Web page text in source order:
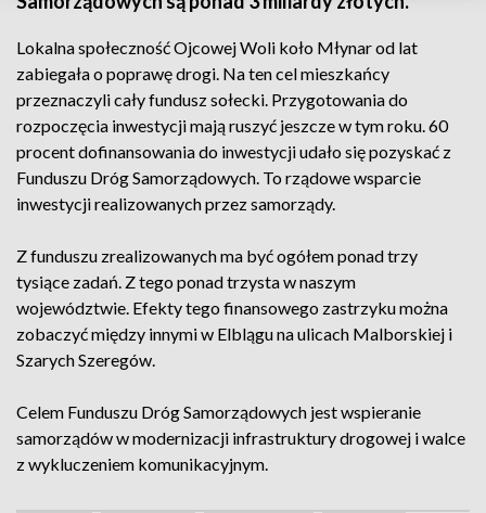
Lokalna społeczność Ojcowej Woli koło Młynar od lat
zabiegała o poprawę drogi. Na ten cel mieszkańcy
przeznaczyli cały fundusz sołecki. Przygotowania do
rozpoczęcia inwestycji mają ruszyć jeszcze w tym roku. 60
procent dofinansowania do inwestycji udało się pozyskać z
Funduszu Dróg Samorządowych. To rządowe wsparcie
inwestycji realizowanych przez samorządy.
Z funduszu zrealizowanych ma być ogółem ponad trzy
tysiące zadań. Z tego ponad trzysta w naszym
województwie. Efekty tego finansowego zastrzyku można
zobaczyć między innymi w Elblągu na ulicach Malborskiej i
Szarych Szeregów.
Celem Funduszu Dróg Samorządowych jest wspieranie
samorządów w modernizacji infrastruktury drogowej i walce
z wykluczeniem komunikacyjnym.